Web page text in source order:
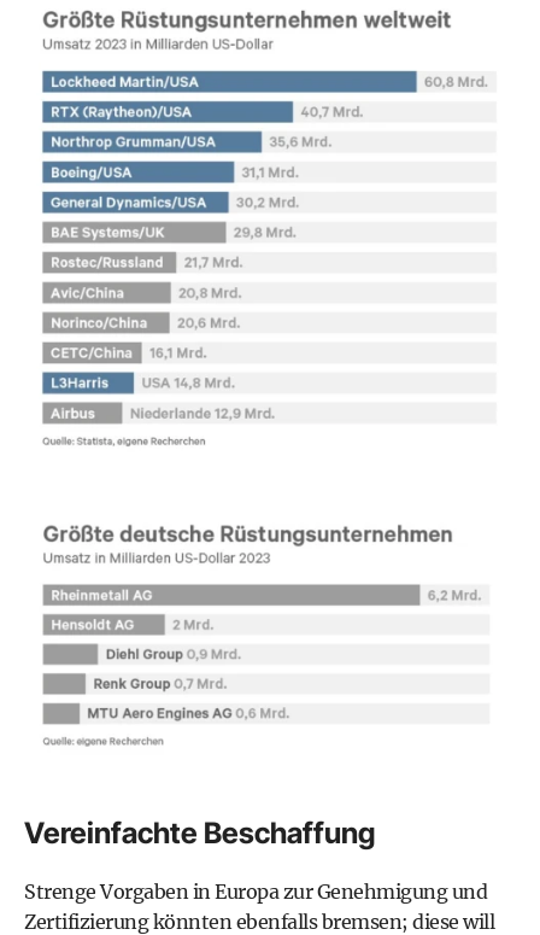
Vereinfachte Beschaffung
Strenge Vorgaben in Europa zur Genehmigung und
Zertifizierung könnten ebenfalls bremsen; diese will